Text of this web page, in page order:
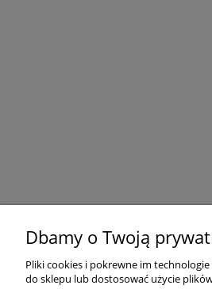
Dbamy o Twoją
Pliki cookies i pokrewne im
do sklepu lub dostosować użycie